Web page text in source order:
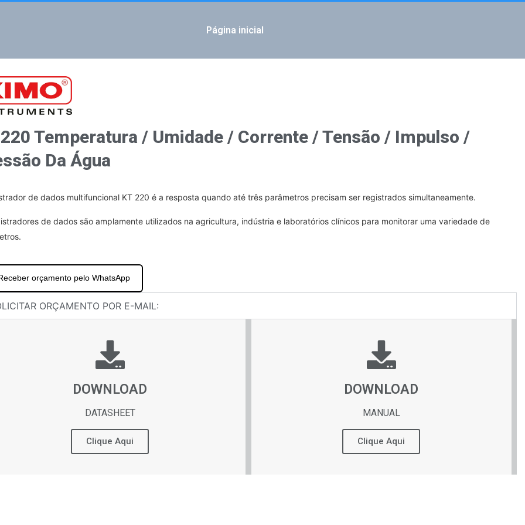
Página inicial
Temperatura
/ Umidade / Corrente / Tensão / Impulso / Pressão da água / Luz
Temperatura / Umidade / Corrente / Tensão / Impulso /
Da Água
de dados multifuncional KT 220 é a resposta quando até três parâmetros precisam ser registrados simultaneamente.
de dados são amplamente utilizados na agricultura, indústria e laboratórios clínicos para monitorar uma variedade de
orçamento pelo WhatsApp
ORÇAMENTO POR E-MAIL:
DOWNLOAD
DATASHEET
Clique Aqui
DOWNLOAD
MANUAL
Clique Aqui